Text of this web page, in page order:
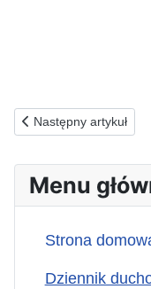
Poprzednia strona:
Następny artykuł
Menu
Strona
Dziennik